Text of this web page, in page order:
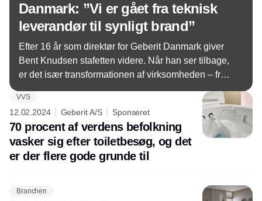
Danmark: ”Vi er gået fra teknisk
leverandør til synligt brand”
Efter 16 år som direktør for Geberit Danmark giver
Bent Knudsen stafetten videre. Når han ser tilbage,
er det især transformationen af virksomheden – fra
badeværelsesbrand og en mere synlig aktør i
installationsbranchen – der står tydeligt. Samtidig
har branchen ændret sig markant.
VVS
12.02.2024 Geberit A/S Sponseret
70 procent af verdens befolkning
vasker sig efter toiletbesøg, og det
er der flere gode grunde til
Branchen